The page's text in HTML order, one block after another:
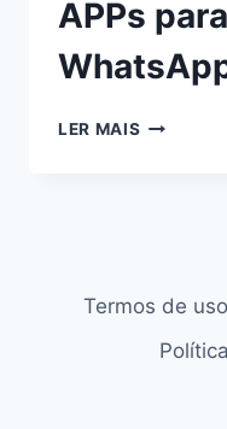
APPs
LER MAIS
Termos de uso